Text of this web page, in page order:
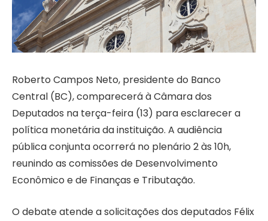
Roberto Campos Neto, presidente do Banco
Central (BC), comparecerá à Câmara dos
Deputados na terça-feira (13) para esclarecer a
política monetária da instituição. A audiência
pública conjunta ocorrerá no plenário 2 às 10h,
reunindo as comissões de Desenvolvimento
Econômico e de Finanças e Tributação.
O debate atende a solicitações dos deputados Félix